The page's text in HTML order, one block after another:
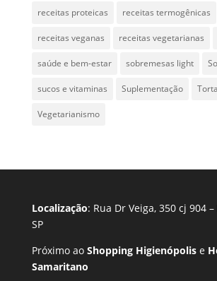
receitas proteicas receitas termogênicas
receitas veganas receitas vegetarianas
saúde e bem-estar sobremesas light
sucos e vitaminas Suplementação
Vegetarianismo
Localização: Rua Dr Veiga, 350 cj 904
SP
Próximo ao Shopping Higienópolise
Samaritano